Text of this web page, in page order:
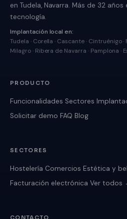
en Tudela, Navarra. Más de 32 años
tecnología.
Implantación local en:
Tudela · Corella · Cascante · Cintruénigo ·
Milagro · Ribera de Navarra · Pamplona ·
PRODUCTO
Funcionalidades Sectores
Solicitar demo FAQ Blog
SECTORES
Hostelería Comercios Estética y
Facturación electrónica Ver todos